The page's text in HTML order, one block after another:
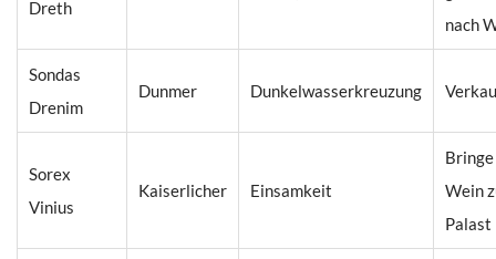
Dreth
nach
Sondas
Drenim
Dunmer Dunkelwasserkreuzung
Sorex
Vinius
Kaiserlicher Einsamkeit
Wein
Palast